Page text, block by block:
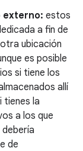
externo: estos
a fin de
ubicación
es posible
si tiene los
allí
tienes la
a los que
de